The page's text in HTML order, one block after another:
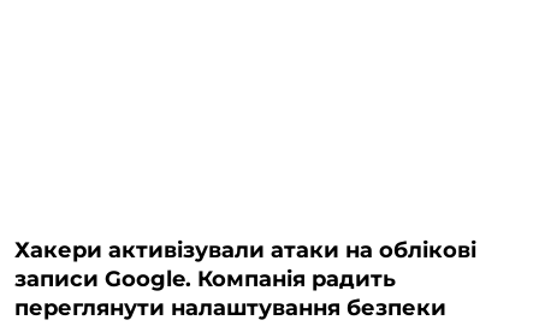
Хакери активізували атаки на облікові
записи Google. Компанія радить
переглянути налаштування безпеки